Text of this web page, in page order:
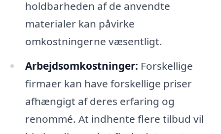
holdbarheden af de anvendte
materialer kan påvirke
omkostningerne væsentligt.
Arbejdsomkostninger: Forskellige
firmaer kan have forskellige priser
afhængigt af deres erfaring og
renommé. At indhente flere tilbud vil